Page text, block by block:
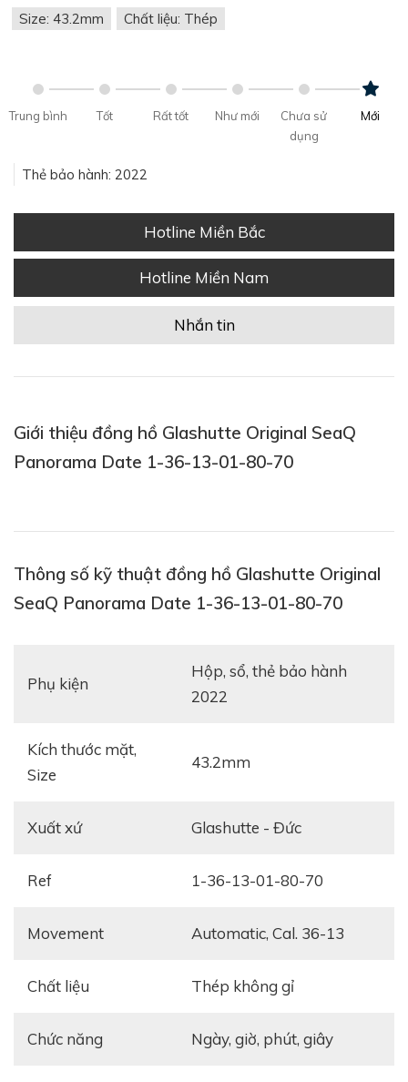
Size: 43.2mm Chất liệu: Thép
Trung bình Tốt Rất tốt Như mới
Chưa sử
dụng
Mới
Thẻ bảo hành: 2022
Hotline Miền Bắc
Hotline Miền Nam
Nhắn tin
Giới thiệu đồng hồ Glashutte Original SeaQ
Panorama Date 1-36-13-01-80-70
Thông số kỹ thuật đồng hồ Glashutte Original
SeaQ Panorama Date 1-36-13-01-80-70
Phụ kiện
Hộp, sổ, thẻ bảo hành
2022
Kích thước mặt,
Size
43.2mm
Xuất xứ Glashutte - Đức
Ref 1-36-13-01-80-70
Movement Automatic, Cal. 36-13
Chất liệu Thép không gỉ
Chức năng ngày, giờ, phút, giây